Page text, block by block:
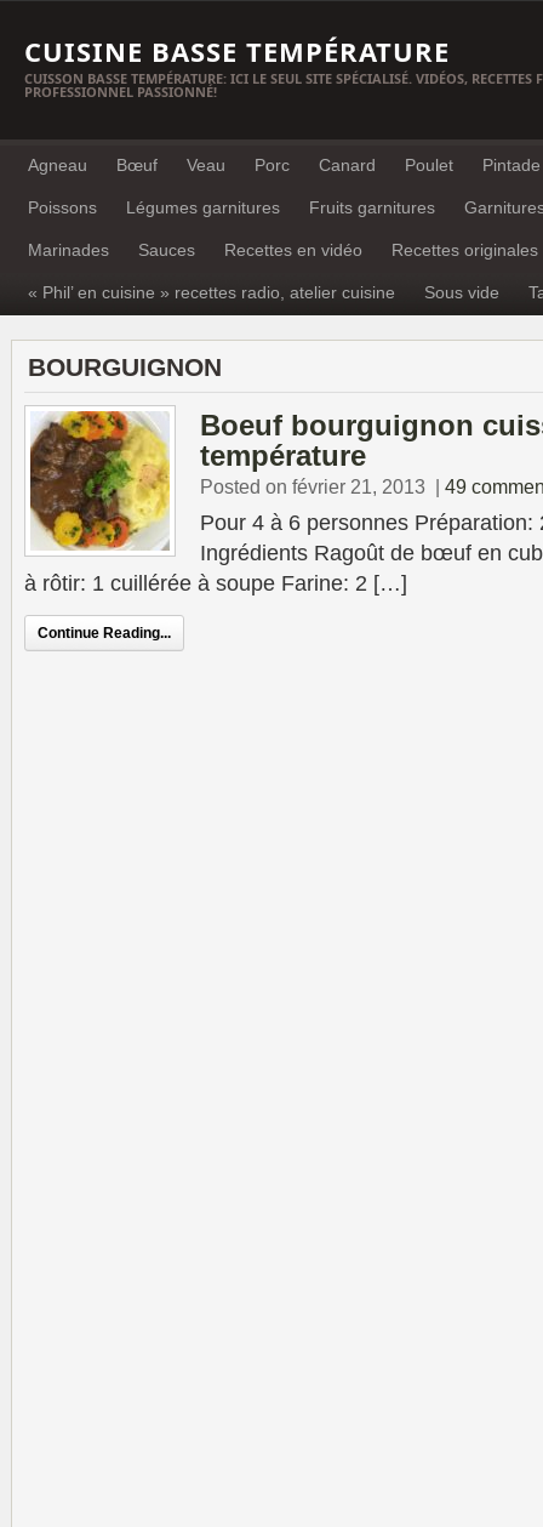
CUISINE BASSE TEMPÉRATURE
CUISSON BASSE TEMPÉRATURE: ICI LE SEUL SITE SPÉCIALISÉ. VIDÉOS, RECETTES
PROFESSIONNEL PASSIONNÉ!
Agneau Bœuf Veau Porc Canard Poulet Pintade
Poissons Légumes garnitures Fruits garnitures
Marinades Sauces Recettes en vidéo Recettes originales
« Phil’ en cuisine » recettes radio, atelier cuisine Sous vide
BOURGUIGNON
Boeuf bourguignon
température
Posted on février 21, 2013 | 49
Pour 4 à 6 personnes
Ingrédients Ragoût de bœuf en
à rôtir: 1 cuillérée à soupe Farine: 2 […]
Continue Reading...